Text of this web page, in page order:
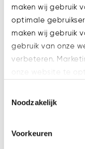
maken wij gebruik
optimale
maken wij gebruik
gebruik van onze
verbeteren.
Welke cookies wij
hieronder. Mocht
op: https://
Noodzakelijk
Voorkeuren